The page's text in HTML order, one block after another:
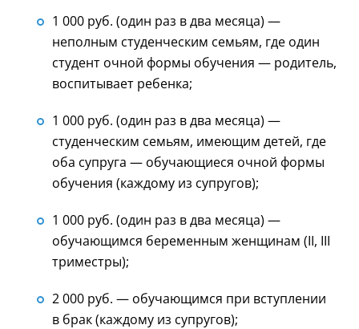
1 000 руб. (один раз в два месяца) —
неполным студенческим семьям, где один
студент очной формы обучения — родитель,
воспитывает ребенка;
1 000 руб. (один раз в два месяца) —
студенческим семьям, имеющим детей, где
оба супруга — обучающиеся очной формы
обучения (каждому из супругов);
1 000 руб. (один раз в два месяца) —
обучающимся беременным женщинам (II, III
триместры);
2 000 руб. — обучающимся при вступлении
в брак (каждому из супругов);